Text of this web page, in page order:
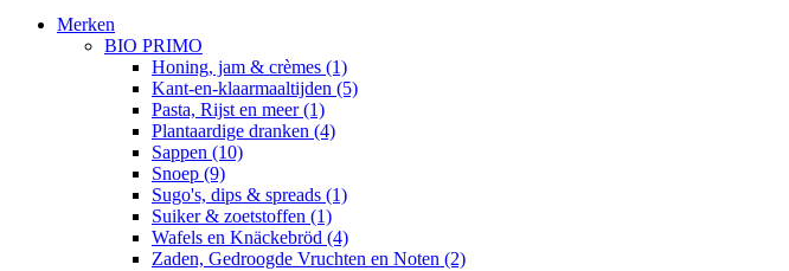
Merken
BIO PRIMO
Honing, jam & crèmes (1)
Kant-en-klaarmaaltijden (5)
Pasta, Rijst en meer (1)
Plantaardige dranken (4)
Sappen (10)
Snoep (9)
Sugo's, dips & spreads (1)
Suiker & zoetstoffen (1)
Wafels en Knäckebröd (4)
Zaden, Gedroogde Vruchten en Noten (2)